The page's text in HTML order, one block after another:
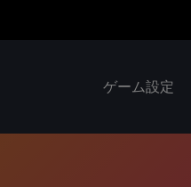
ゲーム設定